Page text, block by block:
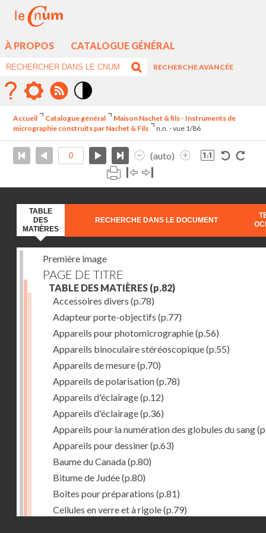
À PROPOS CATALOGUE GÉNÉRAL
RECHERCHE AVANCÉE
élévé
Accueil Catalogue général
Maison Nachet & fils - Instruments de
micrographie construits par Nachet & Fils
n.n. - vue 1/86
(auto)
TABLE
DES
MATIÈRES
RECHERCHE DANS LE DOCUMENT
Première image
PAGE DE TITRE
TABLE DES MATIÈRES (p.82)
Accessoires divers (p.78)
Adapteur porte-objectifs (p.77)
Appareils pour photomicrographie(p.56)
Appareils binoculaire stéréoscopique(p.55)
Appareils de mesure(p.70)
Appareils de polarisation(p.78)
Appareils d'éclairage(p.12)
Appareils d'éclairage(p.36)
Appareils pour la numération des globules du sang
Appareils pour dessiner(p.63)
Baume du Canada(p.80)
Bitume de Judée(p.80)
Boîtes pour préparations (p.81)
Cellules en verre et à rigole(p.79)